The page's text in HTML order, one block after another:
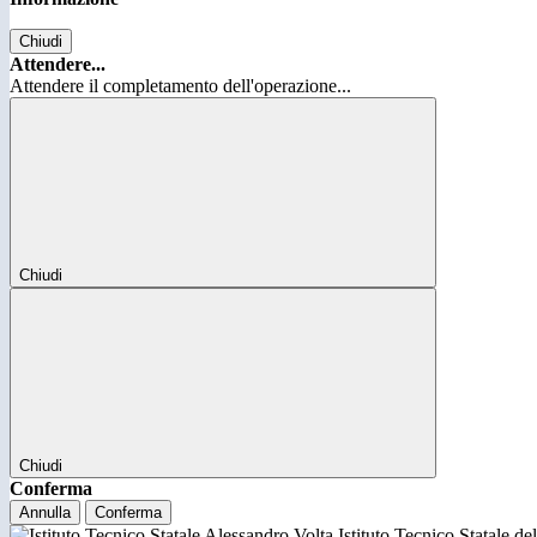
Chiudi
Attendere...
Attendere il completamento dell'operazione...
Chiudi
Chiudi
Conferma
Annulla Conferma